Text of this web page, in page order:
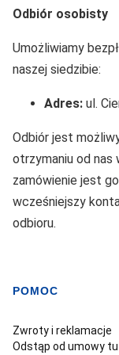
Odbiór osobisty
Umożliwiamy
naszej siedzibie:
Adres: ul.
Odbiór jest
otrzymaniu od nas
zamówienie jest
wcześniejszy
odbioru.
Linki w stopce
POMOC
Zwroty i reklamacje
Odstąp od umowy